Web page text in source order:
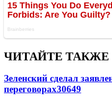
ЧИТАЙТЕ ТАКЖЕ
Зеленский сделал
переговорах30649